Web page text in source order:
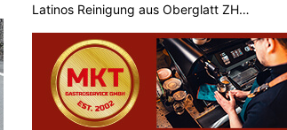
Latinos Reinigung aus Oberglatt ZH